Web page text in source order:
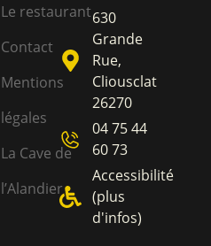
Le restaurant
Contact
Mentions
légales
La Cave de
l’Alandier
630
Grande
Rue,
Cliousclat
26270
04 75 44
60 73
Accessibilité
(plus
d'infos)